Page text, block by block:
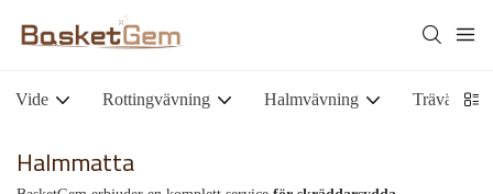
Vide Rottingvävning Halmvävning Trävävd
Halmmatta